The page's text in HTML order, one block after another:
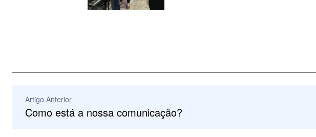
Artigo Anterior
Como está a nossa comunicação?